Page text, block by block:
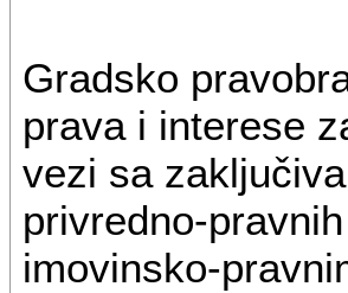
Gradsko
prava i interese
vezi sa
privredno-
imovinsko-